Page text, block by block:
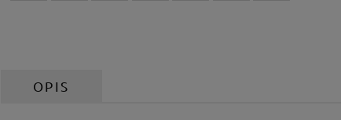
OPIS